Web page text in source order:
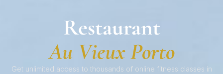
Restaurant
Au Vieux Porto
Get unlimited access to thousands of online fitness classes in